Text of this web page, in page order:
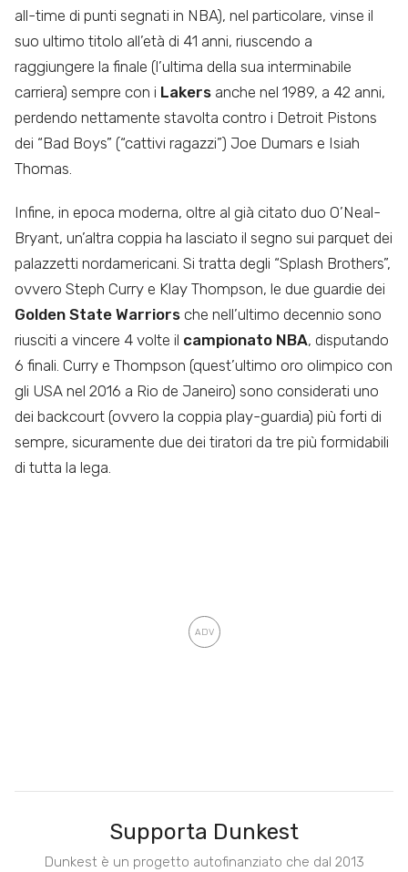
all-time di punti segnati in NBA), nel particolare, vinse il
suo ultimo titolo all’età di 41 anni, riuscendo a
raggiungere la finale (l’ultima della sua interminabile
carriera) sempre con i Lakers anche nel 1989, a 42 anni,
perdendo nettamente stavolta contro i Detroit Pistons
dei “Bad Boys” (“cattivi ragazzi”) Joe Dumars e Isiah
Thomas.
Infine, in epoca moderna, oltre al già citato duo O’Neal-
Bryant, un’altra coppia ha lasciato il segno sui parquet dei
palazzetti nordamericani. Si tratta degli “Splash Brothers”,
ovvero Steph Curry e Klay Thompson, le due guardie dei
Golden State Warriors che nell’ultimo decennio sono
riusciti a vincere 4 volte il campionato NBA, disputando
6 finali. Curry e Thompson (quest’ultimo oro olimpico con
gli USA nel 2016 a Rio de Janeiro) sono considerati uno
dei backcourt (ovvero la coppia play-guardia) più forti di
sempre, sicuramente due dei tiratori da tre più formidabili
di tutta la lega.
Supporta Dunkest
Dunkest è un progetto autofinanziato che dal 2013